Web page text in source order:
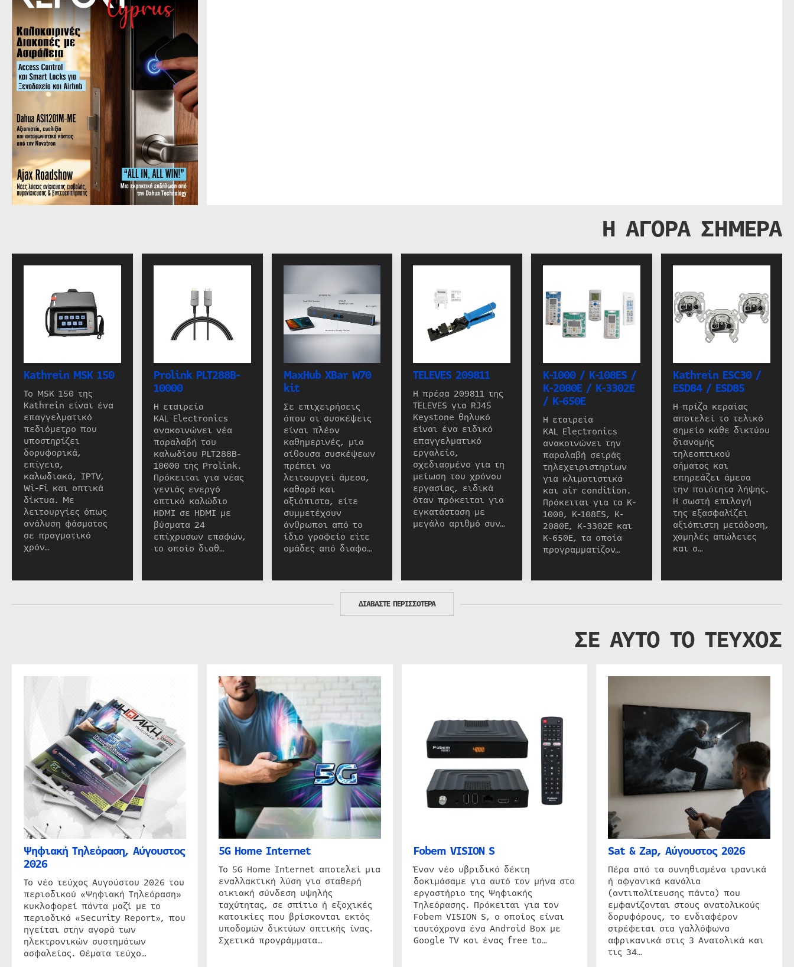
Η ΑΓΟΡΑ ΣΗΜΕΡΑ
Kathrein MSK 150
Το MSK 150 της
Kathrein είναι ένα
επαγγελματικό
πεδιόμετρο που
υποστηρίζει
δορυφορικά,
επίγεια,
καλωδιακά, IPTV,
Wi-Fi και οπτικά
δίκτυα. Με
λειτουργίες όπως
ανάλυση φάσματος
σε πραγματικό
χρόν…
Prolink PLT288B-
10000
Η εταιρεία
KAL Electronics
ανακοινώνει νέα
παραλαβή του
καλωδίου PLT288B-
10000 της Prolink.
Πρόκειται για νέας
γενιάς ενεργό
οπτικό καλώδιο
HDMI σε HDMI με
βύσματα 24
επίχρυσων επαφών,
το οποίο διαθ…
MaxHub XBar W70
kit
Σε επιχειρήσεις
όπου οι συσκέψεις
είναι πλέον
καθημερινές, μια
αίθουσα συσκέψεων
πρέπει να
λειτουργεί άμεσα,
καθαρά και
αξιόπιστα, είτε
συμμετέχουν
άνθρωποι από το
ίδιο γραφείο είτε
ομάδες από διαφο…
TELEVES 209811
Η πρέσα 209811 της
TELEVES για RJ45
Keystone θηλυκό
είναι ένα ειδικό
επαγγελματικό
εργαλείο,
σχεδιασμένο για τη
μείωση του χρόνου
εργασίας, ειδικά
όταν πρόκειται για
εγκατάσταση με
μεγάλο αριθμό συν…
K-1000 / K-108ES /
K-2080E / K-3302E
/ K-650E
Η εταιρεία
KAL Electronics
ανακοινώνει την
παραλαβή σειράς
τηλεχειριστηρίων
για κλιματιστικά
και air condition.
Πρόκειται για τα K-
1000, K-108ES, K-
2080E, K-3302E και
K-650E, τα οποία
προγραμματίζον…
Kathrein ESC30 /
ESD84 / ESD85
Η πρίζα κεραίας
αποτελεί το τελικό
σημείο κάθε δικτύου
διανομής
τηλεοπτικού
σήματος και
επηρεάζει άμεσα
την ποιότητα λήψης.
Η σωστή επιλογή
της εξασφαλίζει
αξιόπιστη μετάδοση,
χαμηλές απώλειες
και σ…
ΔΙΑΒΑΣΤΕ ΠΕΡΙΣΣΟΤΕΡΑ
ΣΕ ΑΥΤΟ ΤΟ ΤΕΥΧΟΣ
Ψηφιακή Τηλεόραση, Αύγουστος
2026
Το νέο τεύχος Αυγούστου 2026 του
περιοδικού «Ψηφιακή Τηλεόραση»
κυκλοφορεί πάντα μαζί με το
περιοδικό «Security Report», που
ηγείται στην αγορά των
ηλεκτρονικών συστημάτων
ασφαλείας. Θέματα τεύχο…
5G Home Internet
Το 5G Home Internet αποτελεί μια
εναλλακτική λύση για σταθερή
οικιακή σύνδεση υψηλής
ταχύτητας, σε σπίτια ή εξοχικές
κατοικίες που βρίσκονται εκτός
υποδομών δικτύων οπτικής ίνας.
Σχετικά προγράμματα…
Fobem VISION S
Έναν νέο υβριδικό δέκτη
δοκιμάσαμε για αυτό τον μήνα στο
εργαστήριο της Ψηφιακής
Τηλεόρασης. Πρόκειται για τον
Fobem VISION S, ο οποίος είναι
ταυτόχρονα ένα Android Box με
Google TV και ένας free to…
Sat & Zap, Αύγουστος 2026
Πέρα από τα συνηθισμένα ιρανικά
ή αφγανικά κανάλια
(αντιπολίτευσης πάντα) που
εμφανίζονται στους ανατολικούς
δορυφόρους, το ενδιαφέρον
στρέφεται στα γαλλόφωνα
αφρικανικά στις 3 Ανατολικά και
τις 34…